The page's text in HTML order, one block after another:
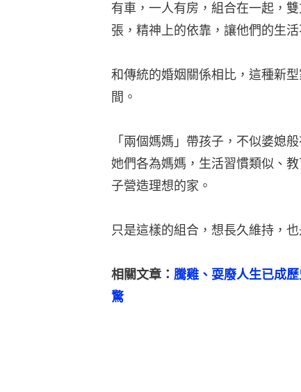
有車，一人有房，組合在一起，
張，精神上的依靠，讓他們的生活
和傳統的婚姻關係相比，這種新
間。
「兩個媽媽」帶孩子，不似婆媳
她們各為媽媽，生活習慣類似、
子營造理想的家。
只是這樣的組合，想長久維持，
相關文章： 騰雞、耍廢人生已成
驚